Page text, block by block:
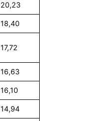
20,23
18,40
17,72
16,63
16,10
14,94